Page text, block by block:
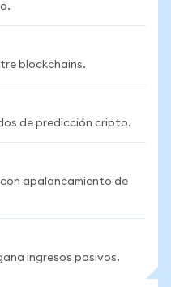
blockchains.
de predicción cripto.
apalancamiento de
ingresos pasivos.